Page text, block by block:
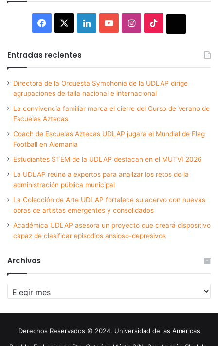
Facebook LinkedInYouTubeInstagram
Entradas recientes
Directora de la Orquesta Symphonia de la UDLAP dirige
agrupaciones de talla nacional e internacional
La convivencia familiar marca el cierre del Curso de Verano de
Escuelas Aztecas
Coach de Escuelas Aztecas UDLAP jugará el Mundial de Flag
Football en Alemania
Estudiantes STEM de la UDLAP destacan en el MUTVI 2026
La UDLAP reúne a expertos para analizar los retos de la
administración pública municipal
La Colección de Arte UDLAP fortalece su acervo con nuevas
obras de artistas emergentes y consolidados
Académica UDLAP asesora un proyecto que creará dispositivo
capaz de clasificar episodios ansioso-depresivos
Archivos
Archivos
Derechos Reservados © 2024. Universidad de las Américas